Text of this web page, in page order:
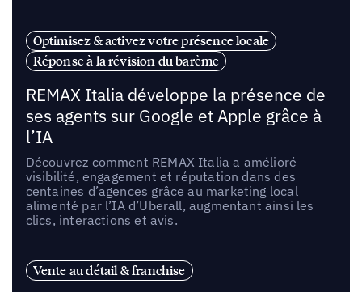
Optimisez & activez votre présence locale
Réponse à la révision du barème
REMAX Italia développe la présence de
ses agents sur Google et Apple grâce à
l’IA
Découvrez comment REMAX Italia a amélioré
visibilité, engagement et réputation dans des
centaines d’agences grâce au marketing local
alimenté par l’IA d’Uberall, augmentant ainsi les
clics, interactions et avis.
Vente au détail & franchise